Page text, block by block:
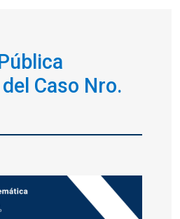
Caso Nro.